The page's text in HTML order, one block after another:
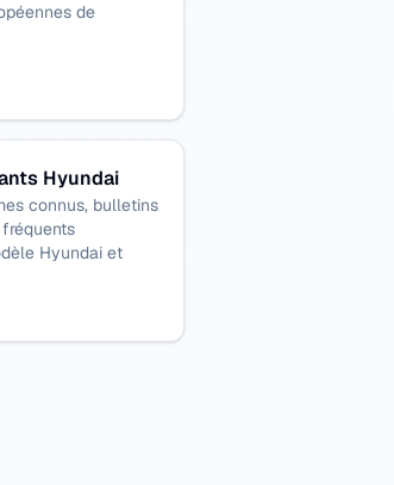
de
Hyundai
connus, bulletins
Hyundai et